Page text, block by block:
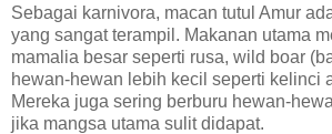
Sebagai karnivora, macan tutul Amur
yang sangat terampil. Makanan utama
mamalia besar seperti rusa, wild boar
hewan-hewan lebih kecil seperti kelinci
Mereka juga sering berburu hewan-
jika mangsa utama sulit didapat.